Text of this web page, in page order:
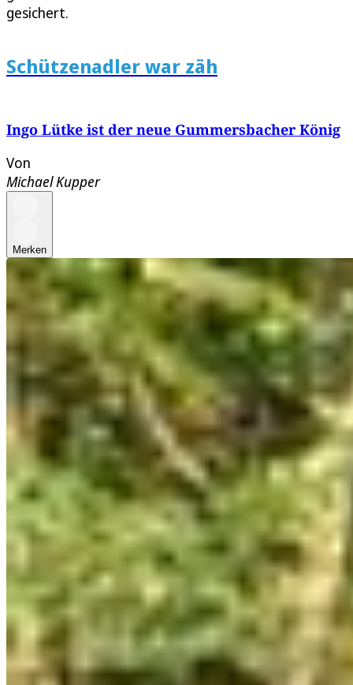
gesichert.
Schützenadler war zäh
Ingo Lütke ist der neue Gummersbacher König
Von
Michael Kupper
Merken